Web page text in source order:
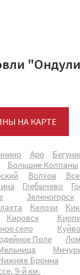
НА КАРТЕ
Аро
Большие Колпаны
Волхов
Глебычево
Зеленогорск
Келози
Кировск
село
Поле
Бронна
9-й км.